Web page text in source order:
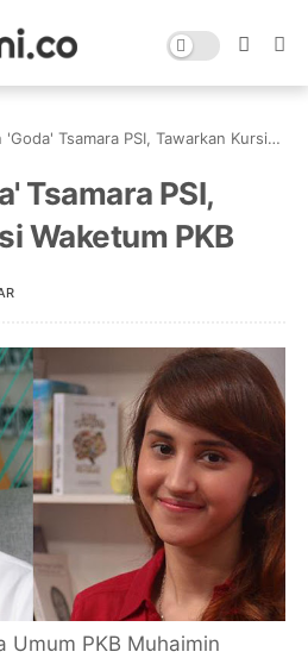
Tsamara PSI, Tawarkan Kursi Waketum PKB
Tsamara PSI,
Waketum PKB
Umum PKB Muhaimin